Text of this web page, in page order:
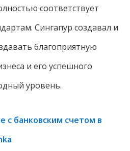
соответствует
Сингапур создавал и
благоприятную
и его успешного
уровень.
с банковским счетом в